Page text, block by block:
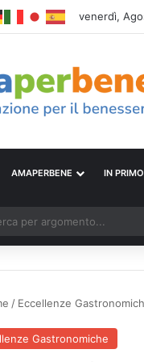
venerdì,
AMAPERBENE IN
/ Eccellenze
Gastronomiche